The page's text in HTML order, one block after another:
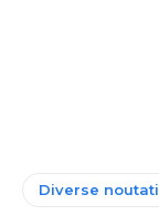
Diverse noutati